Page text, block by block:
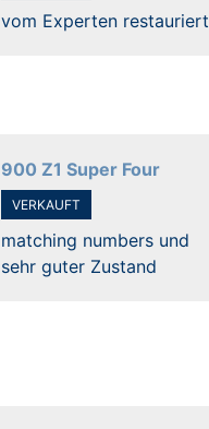
vom Experten restauriert
900 Z1 Super Four
VERKAUFT
matching numbers und
sehr guter Zustand